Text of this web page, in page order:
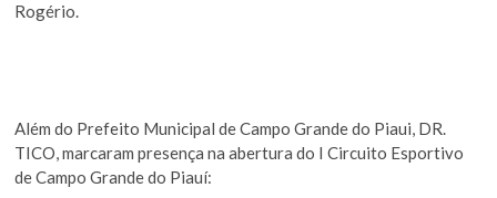
Rogério.
Além do Prefeito Municipal de Campo Grande do Piaui, DR.
TICO, marcaram presença na abertura do I Circuito Esportivo
de Campo Grande do Piauí: